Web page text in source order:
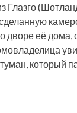
Глазго
дворе её дома,
который